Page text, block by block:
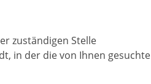
zuständigen Stelle
in der die von Ihnen gesuchte